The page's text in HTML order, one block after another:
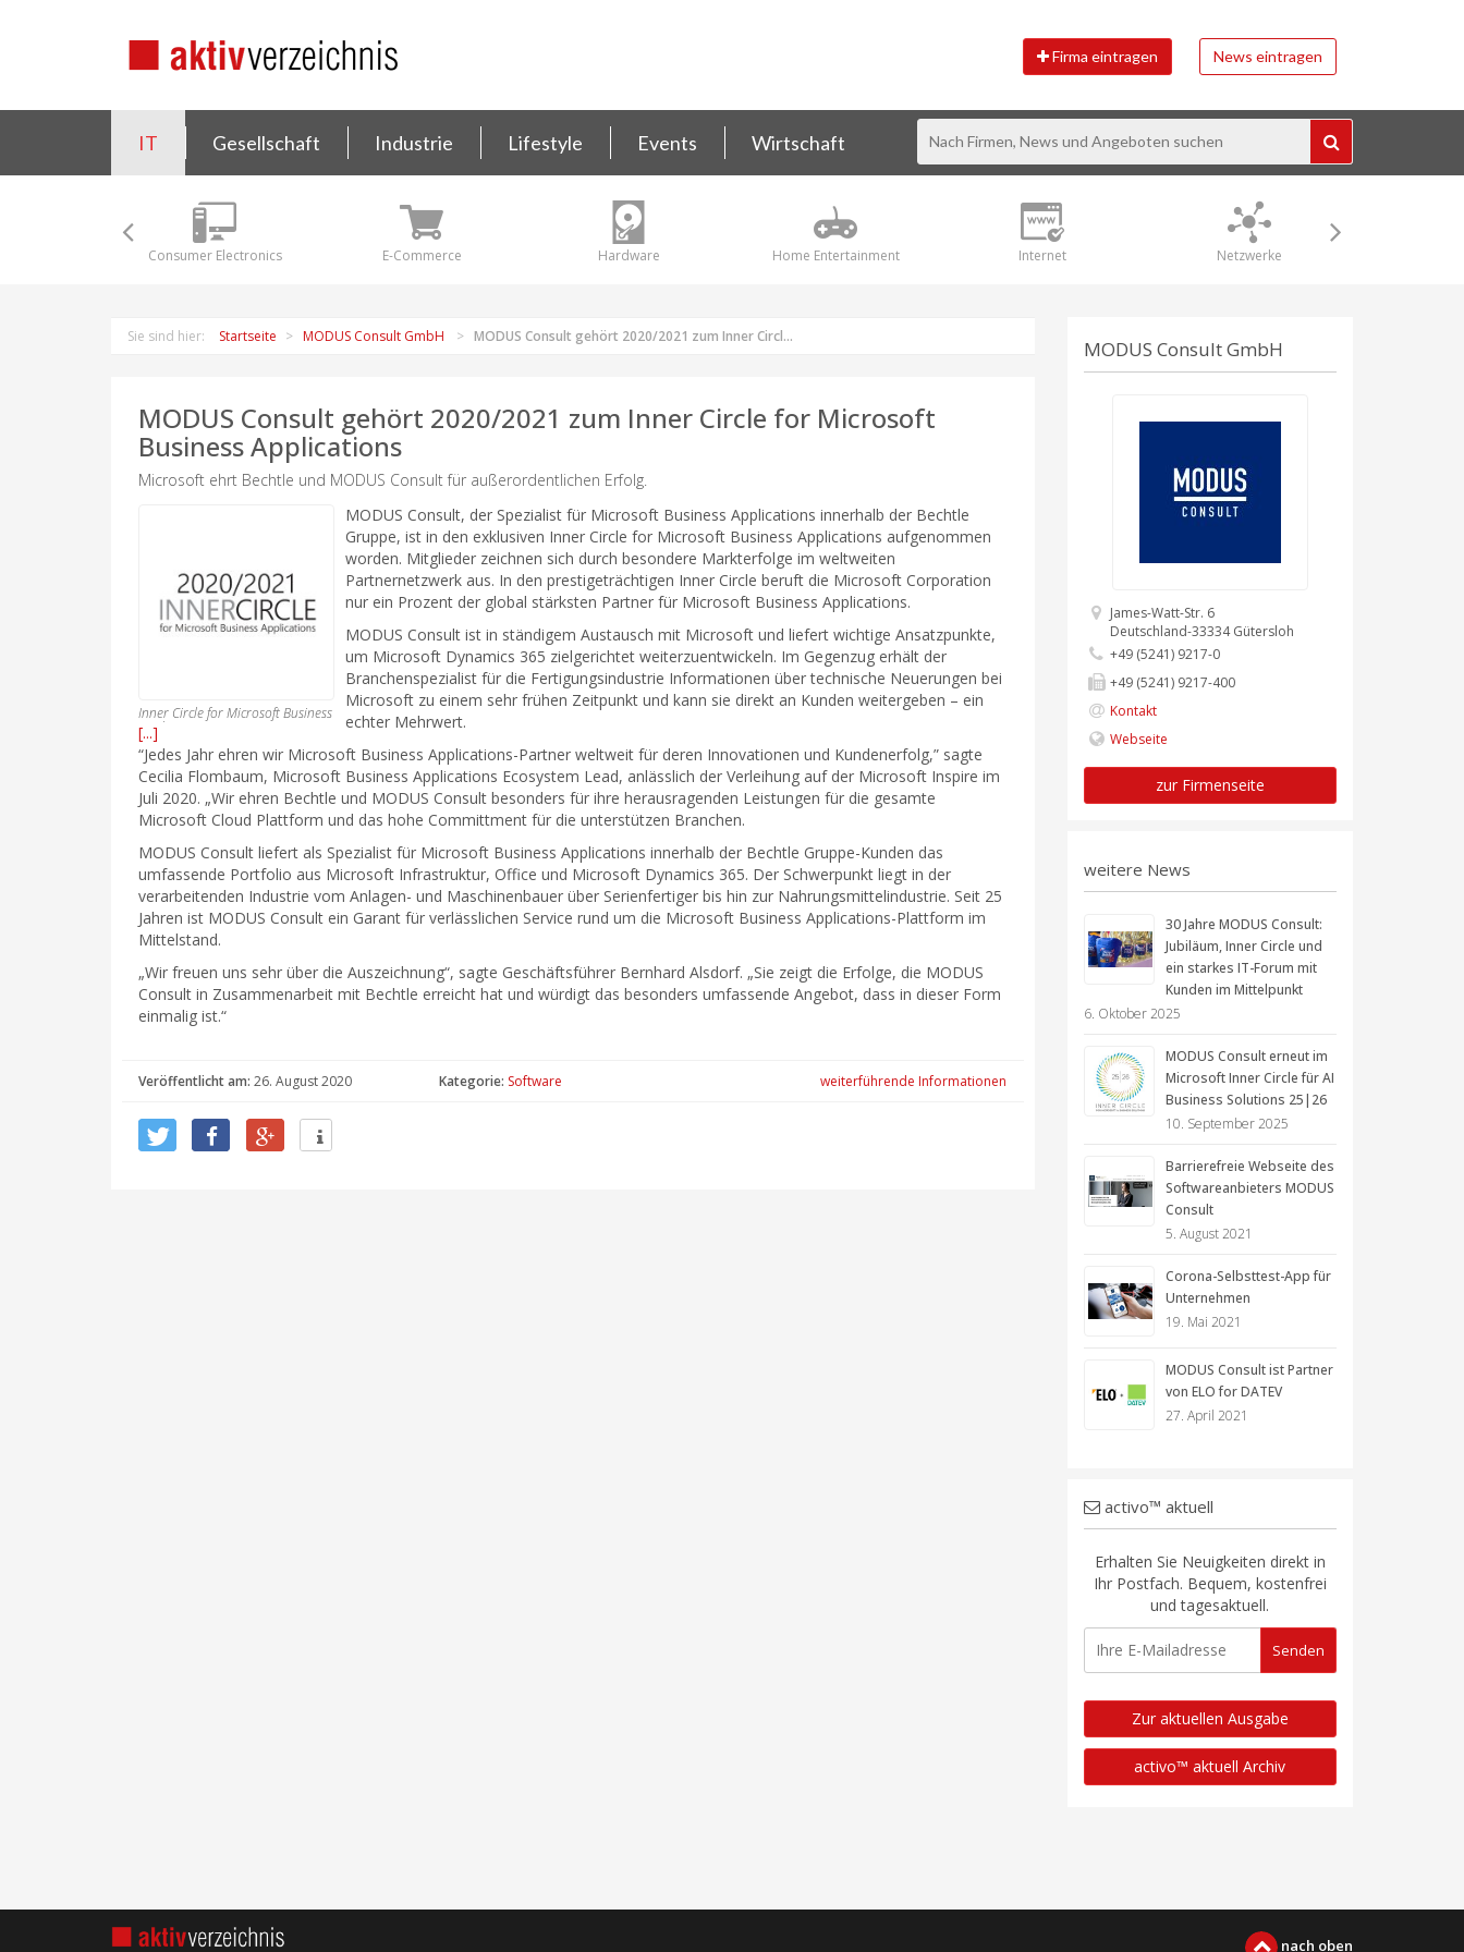
Firma eintragen News eintragen
IT Gesellschaft Industrie Lifestyle Events Wirtschaft
Consumer Electronics E-Commerce Hardware Home Entertainment Internet Netzwerke
Sie sind hier: Startseite MODUS Consult GmbH MODUS Consult gehört 2020/2021 zum Inner Circl...
MODUS Consult gehört 2020/2021 zum Inner Circle for Microsoft
Business Applications
Microsoft ehrt Bechtle und MODUS Consult für außerordentlichen Erfolg.
Inner Circle for Microsoft Business
Applications
[...]
MODUS Consult, der Spezialist für Microsoft Business Applications innerhalb der Bechtle
Gruppe, ist in den exklusiven Inner Circle for Microsoft Business Applications aufgenommen
worden. Mitglieder zeichnen sich durch besondere Markterfolge im weltweiten
Partnernetzwerk aus. In den prestigeträchtigen Inner Circle beruft die Microsoft Corporation
nur ein Prozent der global stärksten Partner für Microsoft Business Applications.
MODUS Consult ist in ständigem Austausch mit Microsoft und liefert wichtige Ansatzpunkte,
um Microsoft Dynamics 365 zielgerichtet weiterzuentwickeln. Im Gegenzug erhält der
Branchenspezialist für die Fertigungsindustrie Informationen über technische Neuerungen bei
Microsoft zu einem sehr frühen Zeitpunkt und kann sie direkt an Kunden weitergeben – ein
echter Mehrwert.
“Jedes Jahr ehren wir Microsoft Business Applications-Partner weltweit für deren Innovationen und Kundenerfolg,” sagte
Cecilia Flombaum, Microsoft Business Applications Ecosystem Lead, anlässlich der Verleihung auf der Microsoft Inspire im
Juli 2020. „Wir ehren Bechtle und MODUS Consult besonders für ihre herausragenden Leistungen für die gesamte
Microsoft Cloud Plattform und das hohe Committment für die unterstützen Branchen.
MODUS Consult liefert als Spezialist für Microsoft Business Applications innerhalb der Bechtle Gruppe-Kunden das
umfassende Portfolio aus Microsoft Infrastruktur, Office und Microsoft Dynamics 365. Der Schwerpunkt liegt in der
verarbeitenden Industrie vom Anlagen- und Maschinenbauer über Serienfertiger bis hin zur Nahrungsmittelindustrie. Seit 25
Jahren ist MODUS Consult ein Garant für verlässlichen Service rund um die Microsoft Business Applications-Plattform im
Mittelstand.
„Wir freuen uns sehr über die Auszeichnung“, sagte Geschäftsführer Bernhard Alsdorf. „Sie zeigt die Erfolge, die MODUS
Consult in Zusammenarbeit mit Bechtle erreicht hat und würdigt das besonders umfassende Angebot, dass in dieser Form
einmalig ist.“
Veröffentlicht am: 26. August 2020 Kategorie: Software weiterführende Informationen
MODUS Consult GmbH
James-Watt-Str. 6
Deutschland-33334 Gütersloh
+49 (5241) 9217-0
+49 (5241) 9217-400
Kontakt
Webseite
zur Firmenseite
weitere News
30 Jahre MODUS Consult:
Jubiläum, Inner Circle und
ein starkes IT-Forum mit
Kunden im Mittelpunkt
6. Oktober 2025
MODUS Consult erneut im
Microsoft Inner Circle für AI
Business Solutions 25|26
10. September 2025
Barrierefreie Webseite des
Softwareanbieters MODUS
Consult
5. August 2021
Corona-Selbsttest-App für
Unternehmen
19. Mai 2021
MODUS Consult ist Partner
von ELO for DATEV
27. April 2021
activo™ aktuell
Erhalten Sie Neuigkeiten direkt in
Ihr Postfach. Bequem, kostenfrei
und tagesaktuell.
Zur aktuellen Ausgabe
activo™ aktuell Archiv
nach oben